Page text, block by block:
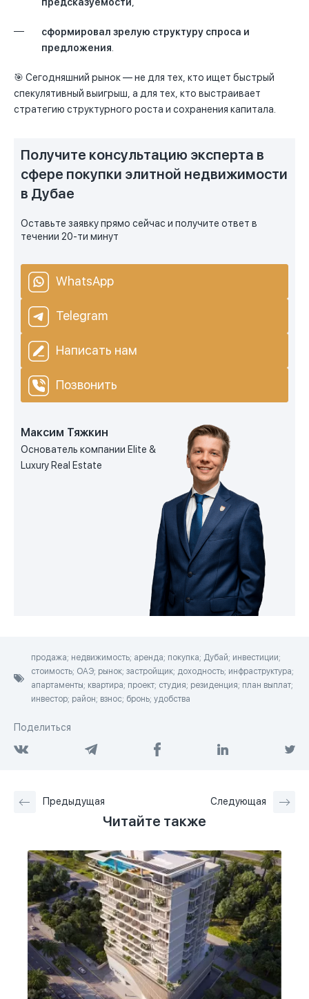
сформировал зрелую структуру спроса и
предложения
🎯 Сегодняшний рынок — не для тех, кто ищет быстрый
спекулятивный выигрыш, а для тех, кто выстраивает
стратегию структурного роста и сохранения капитала.
Получите консультацию эксперта в
сфере покупки элитной недвижимости
в Дубае
Оставьте заявку прямо сейчас и получите ответ в
течении 20-ти минут
WhatsApp
Telegram
Написать нам
Позвонить
Максим Тяжкин
Основатель компании Elite &
Luxury Real Estate
продажа; недвижимость; аренда; покупка; Дубай; инвестиции;
стоимость; ОАЭ; рынок; застройщик; доходность; инфраструктура;
апартаменты; квартира; проект; студия; резиденция; план выплат;
инвестор; район; взнос; бронь; удобства
Поделиться
Предыдущая Следующая
Читайте также